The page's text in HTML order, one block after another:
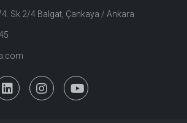
Sk 2/4 Balgat, Çankaya / Ankara